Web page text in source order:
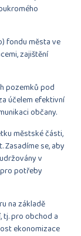
fondu města ve
zajištění
pozemků pod
účelem efektivní
občany.
městské části,
Zasadíme se, aby
v
potřeby
na základě
tj. pro obchod a
ekonomizace